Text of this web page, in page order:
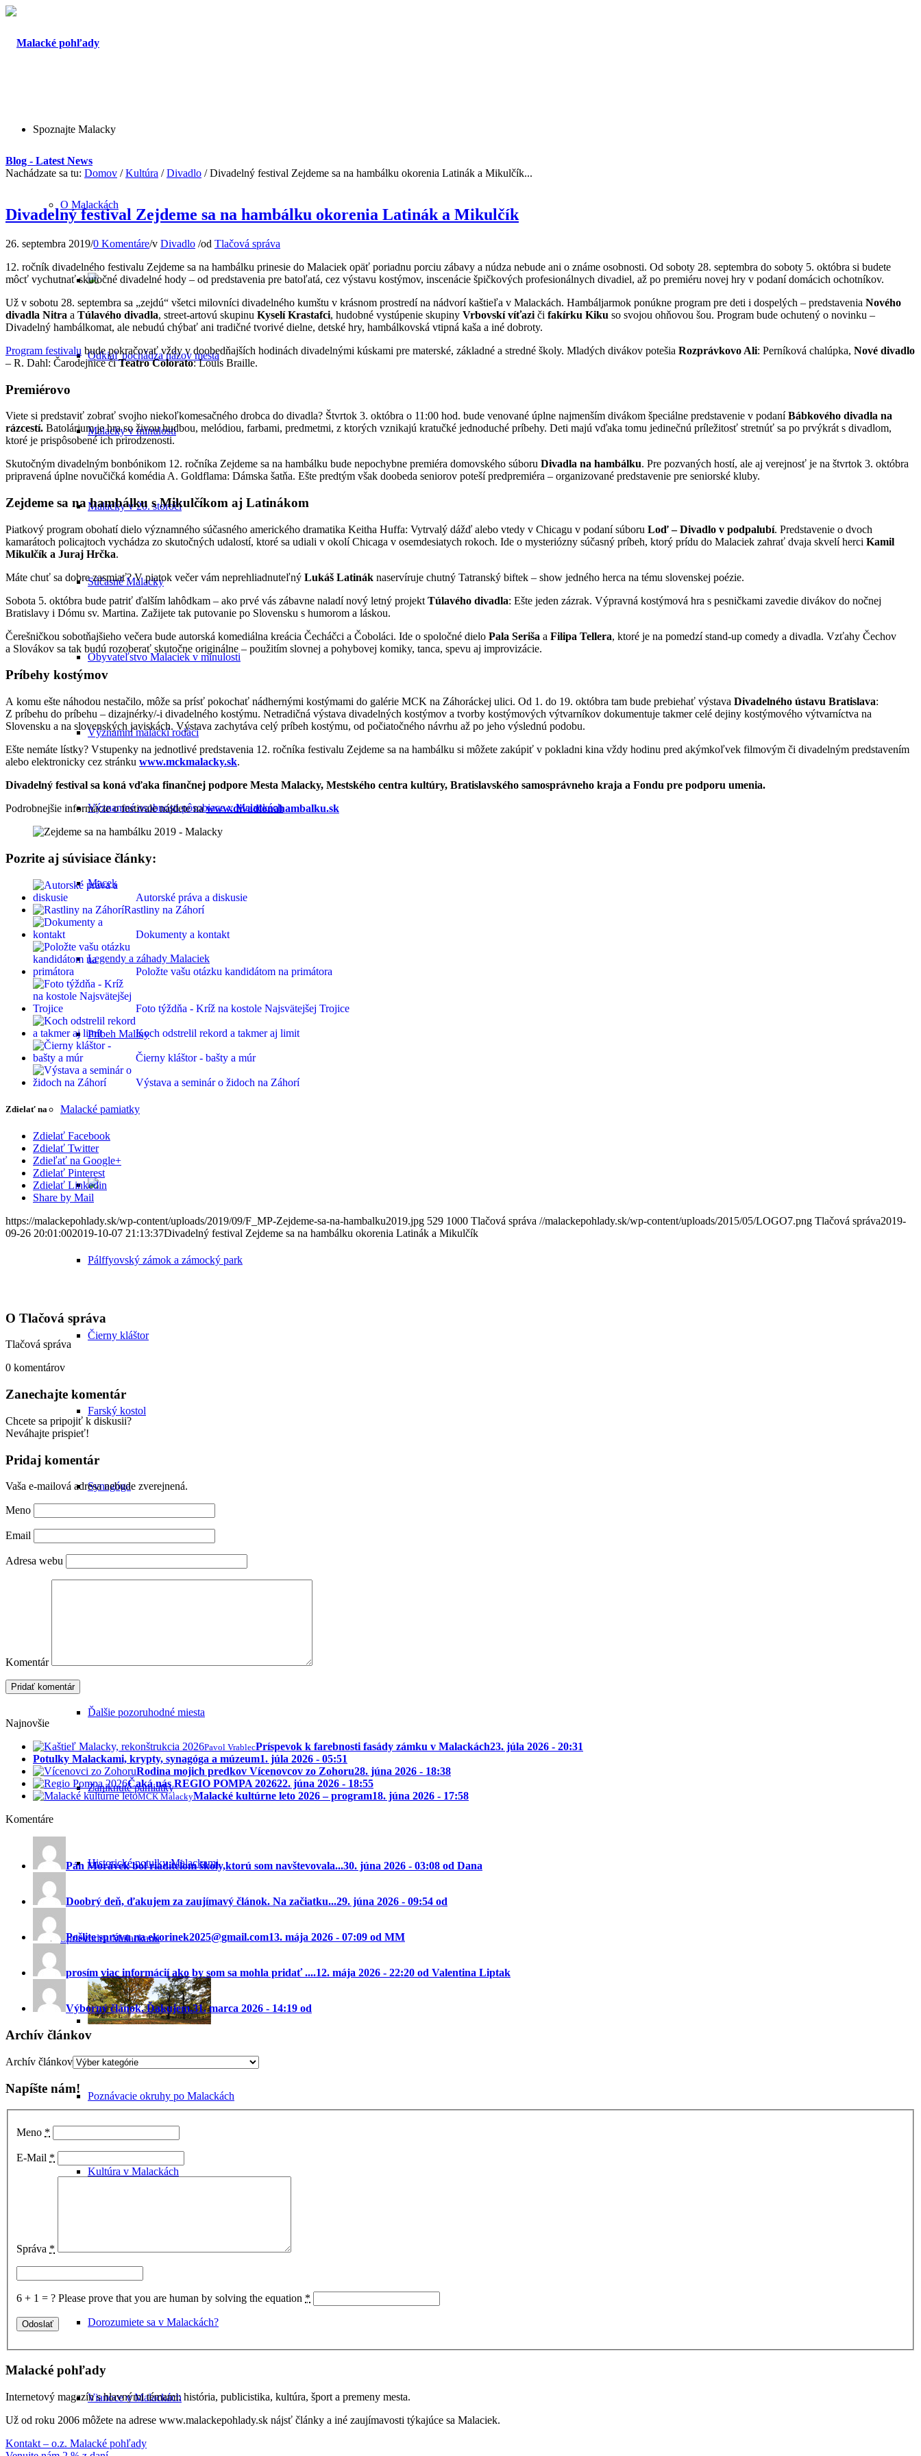
Spoznajte Malacky
O Malackách
Odkiaľ pochádza názov mesta
Malacky v minulosti
Malacky v 20. storočí
Súčasné Malacky
Obyvateľstvo Malaciek v minulosti
Významní malackí rodáci
Významné osobnosti pôsobiace v Malackách
Macek
Legendy a záhady Malaciek
Príbeh Maliny
Malacké pamiatky
Pálffyovský zámok a zámocký park
Čierny kláštor
Farský kostol
Synagóga
Ďalšie pozoruhodné miesta
Zaniknuté pamiatky
Historické potulky Malackami
Sprievodca Malackami
Poznávacie okruhy po Malackách
Kultúra v Malackách
Dorozumiete sa v Malackách?
Vianoce v Malackách
Blog - Latest News
Nachádzate sa tu: Domov / Kultúra / Divadlo / Divadelný festival Zejdeme sa na hambálku okorenia Latinák a Mikulčík...
Divadelný festival Zejdeme sa na hambálku okorenia Latinák a Mikulčík
26. septembra 2019/0 Komentáre/v Divadlo /od Tlačová správa
12. ročník divadelného festivalu Zejdeme sa na hambálku prinesie do Malaciek opäť poriadnu porciu zábavy a núdza nebude ani o známe osobnosti. Od soboty 28. septembra do soboty 5. októbra si budete
môcť vychutnať skutočné divadelné hody – od predstavenia pre batoľatá, cez výstavu kostýmov, inscenácie špičkových profesionálnych divadiel, až po premiéru novej hry v podaní domácich ochotníkov.
Už v sobotu 28. septembra sa „zejdú“ všetci milovníci divadelného kumštu v krásnom prostredí na nádvorí kaštieľa v Malackách. Hambáljarmok ponúkne program pre deti i dospelých – predstavenia Nového
divadla Nitra a Túlavého divadla, street-artovú skupinu Kyselí Krastafci, hudobné vystúpenie skupiny Vrbovskí víťazi či fakírku Kiku so svojou ohňovou šou. Program bude ochutený o novinku –
Divadelný hambálkomat, ale nebudú chýbať ani tradičné tvorivé dielne, detské hry, hambálkovská vtipná kaša a iné dobroty.
Program festivalu bude pokračovať vždy v doobedňajších hodinách divadelnými kúskami pre materské, základné a stredné školy. Mladých divákov potešia Rozprávkovo Ali: Perníková chalúpka, Nové divadlo
– R. Dahl: Čarodejnice čiTeatro Colorato: Louis Braille.
Premiérovo
Viete si predstaviť zobrať svojho niekoľkomesačného drobca do divadla? Štvrtok 3. októbra o 11:00 hod. bude venované úplne najmenším divákom špeciálne predstavenie v podaníBábkového divadla na
rázcestí. Batolárium je hra so živou hudbou, melódiou, farbami, predmetmi, z ktorých vznikajú kratučké jednoduché príbehy. Deti majú vďaka tomu jedinečnú príležitosť stretnúť sa po prvýkrát s divadlom,
ktoré je prispôsobené ich prirodzenosti.
Skutočným divadelným bonbónikom 12. ročníka Zejdeme sa na hambálku bude nepochybne premiéra domovského súboru Divadla na hambálku. Pre pozvaných hostí, ale aj verejnosť je na štvrtok 3. októbra
pripravená úplne novučičká komédia A. Goldflama: Dámska šatňa. Ešte predtým však doobeda seniorov poteší predpremiéra – organizované predstavenie pre seniorské kluby.
Zejdeme sa na hambálku s Mikulčíkom aj Latinákom
Piatkový program obohatí dielo významného súčasného amerického dramatika Keitha Huffa: Vytrvalý dážď alebo vtedy v Chicagu v podaní súboru Loď – Divadlo v podpalubí. Predstavenie o dvoch
kamarátoch policajtoch vychádza zo skutočných udalostí, ktoré sa udiali v okolí Chicaga v osemdesiatych rokoch. Ide o mysteriózny súčasný príbeh, ktorý prídu do Malaciek zahrať dvaja skvelí herci Kamil
Mikulčík a Juraj Hrčka.
Máte chuť sa dobre zasmiať? V piatok večer vám neprehliadnuteľný Lukáš Latinák naservíruje chutný Tatranský biftek – show jedného herca na tému slovenskej poézie.
Sobota 5. októbra bude patriť ďalším lahôdkam – ako prvé vás zábavne naladí nový letný projekt Túlavého divadla: Ešte jeden zázrak. Výpravná kostýmová hra s pesničkami zavedie divákov do nočnej
Bratislavy i Dómu sv. Martina. Zažijete tak putovanie po Slovensku s humorom a láskou.
Čerešničkou sobotňajšieho večera bude autorská komediálna kreácia Čecháčci a Čoboláci. Ide o spoločné dielo Pala Seriša a Filipa Tellera, ktoré je na pomedzí stand-up comedy a divadla. Vzťahy Čechov
a Slovákov sa tak budú rozoberať skutočne originálne – použitím slovnej a pohybovej komiky, tanca, spevu aj improvizácie.
Príbehy kostýmov
A komu ešte náhodou nestačilo, môže sa prísť pokochať nádhernými kostýmami do galérie MCK na Záhoráckej ulici. Od 1. do 19. októbra tam bude prebiehať výstava Divadelného ústavu Bratislava:
Z príbehu do príbehu – dizajnérky/-i divadelného kostýmu. Netradičná výstava divadelných kostýmov a tvorby kostýmových výtvarníkov dokumentuje takmer celé dejiny kostýmového výtvarníctva na
Slovensku a na slovenských javiskách. Výstava zachytáva celý príbeh kostýmu, od počiatočného návrhu až po jeho výslednú podobu.
Ešte nemáte lístky? Vstupenky na jednotlivé predstavenia 12. ročníka festivalu Zejdeme sa na hambálku si môžete zakúpiť v pokladni kina vždy hodinu pred akýmkoľvek filmovým či divadelným predstavením
alebo elektronicky cez stránku www.mckmalacky.sk.
Divadelný festival sa koná vďaka finančnej podpore Mesta Malacky, Mestského centra kultúry, Bratislavského samosprávneho kraja a Fondu pre podporu umenia.
Podrobnejšie informácie o festivale nájdete nawww.divadlonahambalku.sk
Pozrite aj súvisiace články:
Autorské práva a diskusie
Rastliny na Záhorí
Dokumenty a kontakt
Položte vašu otázku kandidátom na primátora
Foto týždňa - Kríž na kostole Najsvätejšej Trojice
Koch odstrelil rekord a takmer aj limit
Čierny kláštor - bašty a múr
Výstava a seminár o židoch na Záhorí
Zdielať na
Zdielať Facebook
Zdielať Twitter
Zdieľať na Google+
Zdielať Pinterest
Zdielať Linkedin
Share by Mail
https://malackepohlady.sk/wp-content/uploads/2019/09/F_MP-Zejdeme-sa-na-hambalku2019.jpg 529 1000 Tlačová správa //malackepohlady.sk/wp-content/uploads/2015/05/LOGO7.png Tlačová správa2019-
09-26 20:01:002019-10-07 21:13:37Divadelný festival Zejdeme sa na hambálku okorenia Latinák a Mikulčík
O Tlačová správa
Tlačová správa
0 komentárov
Zanechajte komentár
Chcete sa pripojiť k diskusii?
Neváhajte prispieť!
Pridaj komentár
Vaša e-mailová adresa nebude zverejnená.
Meno
Email
Adresa webu
Komentár
Najnovšie
Pavol VrablecPríspevok k farebnosti fasády zámku v Malackách23. júla 2026 - 20:31
Potulky Malackami, krypty, synagóga a múzeum1. júla 2026 - 05:51
Rodina mojich predkov Vícenovcov zo Zohoru28. júna 2026 - 18:38
Čaká nás REGIO POMPA 202622. júna 2026 - 18:55
MCK MalackyMalacké kultúrne leto 2026 – program18. júna 2026 - 17:58
Komentáre
Pán Morávek bol riaditeĺom školy,ktorú som navštevovala...30. júna 2026 - 03:08 od Dana
Doobrý deň, ďakujem za zaujímavý článok. Na začiatku...29. júna 2026 - 09:54 od
Pošlite správu na ekorinek2025@gmail.com13. mája 2026 - 07:09 od MM
prosím viac informácií ako by som sa mohla pridať ....12. mája 2026 - 22:20 od Valentina Liptak
Výborný článok. Ďakujem.31. marca 2026 - 14:19 od
Archív článkov
Archív článkov
Napíšte nám!
Meno *
E-Mail *
Správa *
6 + 1 = ? Please prove that you are human by solving the equation *
Malacké pohľady
Internetový magazín s hlavnými témami: história, publicistika, kultúra, šport a premeny mesta.
Už od roku 2006 môžete na adrese www.malackepohlady.sk nájsť články a iné zaujímavosti týkajúce sa Malaciek.
Kontakt – o.z. Malacké pohľady